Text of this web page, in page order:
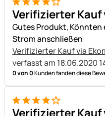
4 von 5
Verifizierter Kauf
Gutes Produkt,
Strom anschließen
Verifizierter Kauf via
verfasst am 18.06.2020
0 von 0Kunden fanden diese
4 von 5
Verifizierter Kauf